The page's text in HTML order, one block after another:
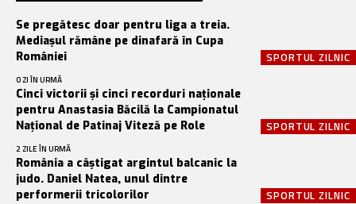
SPORTUL ZILNIC
Se pregătesc doar pentru liga a treia.
Mediașul rămâne pe dinafară în Cupa
României
O ZI ÎN URMĂ
SPORTUL ZILNIC
Cinci victorii și cinci recorduri naționale
pentru Anastasia Băcilă la Campionatul
Național de Patinaj Viteză pe Role
2 ZILE ÎN URMĂ
SPORTUL ZILNIC
România a câștigat argintul balcanic la
judo. Daniel Natea, unul dintre
performerii tricolorilor